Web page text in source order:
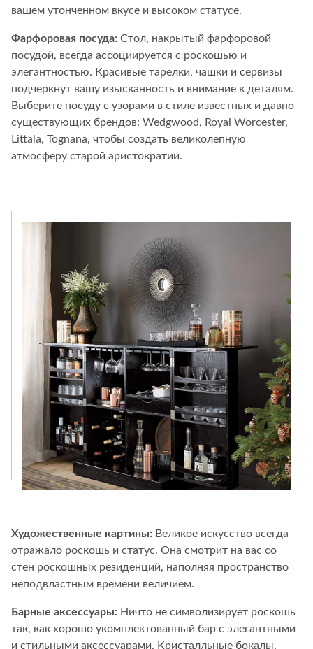
вашем утонченном вкусе и высоком статусе.
Фарфоровая посуда: Стол, накрытый фарфоровой
посудой, всегда ассоциируется с роскошью и
элегантностью. Красивые тарелки, чашки и сервизы
подчеркнут вашу изысканность и внимание к деталям.
Выберите посуду с узорами в стиле известных и давно
существующих брендов: Wedgwood, Royal Worcester,
Littala, Tognana, чтобы создать великолепную
атмосферу старой аристократии.
Художественные картины: Великое искусство всегда
отражало роскошь и статус. Она смотрит на вас со
стен роскошных резиденций, наполняя пространство
неподвластным времени величием.
Барные аксессуары: Ничто не символизирует роскошь
так, как хорошо укомплектованный бар с элегантными
и стильными аксессуарами. Кристалльные бокалы,